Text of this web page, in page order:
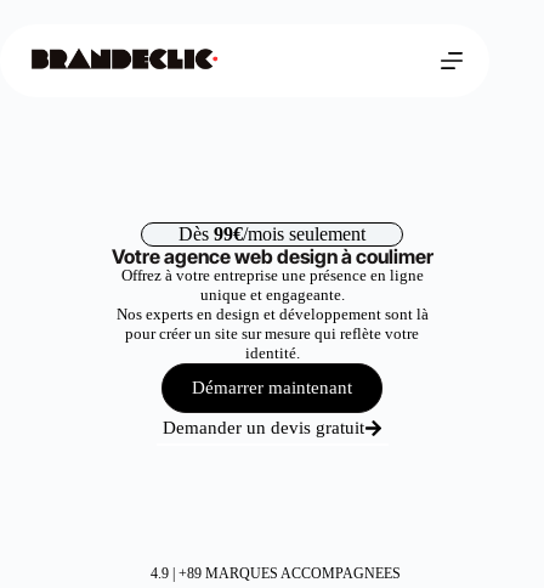
Dès 99€/mois seulement
Votre agence web design à coulimer
Offrez à votre entreprise une présence en ligne
unique et engageante.
Nos experts en design et développement sont là
pour créer un site sur mesure qui reflète votre
identité.
Démarrer maintenant
Demander un devis gratuit
4.9 | +89 MARQUES ACCOMPAGNEES